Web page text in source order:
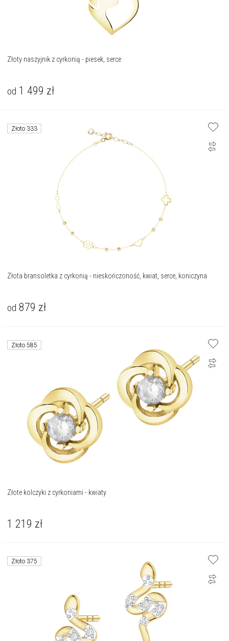
Złoty naszyjnik z cyrkonią - piesek, serce
od 1 499 zł
Złoto 333
Złota bransoletka z cyrkonią - nieskończoność, kwiat, serce, koniczyna
od 879 zł
Złoto 585
Złote kolczyki z cyrkoniami - kwiaty
1 219 zł
Złoto 375